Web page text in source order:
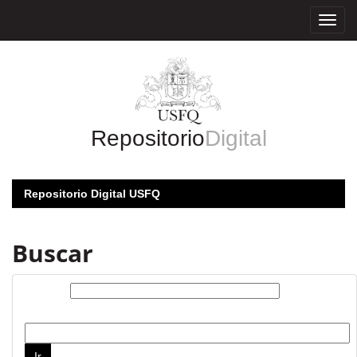
RepositorioDigital
Repositorio Digital USFQ
Buscar